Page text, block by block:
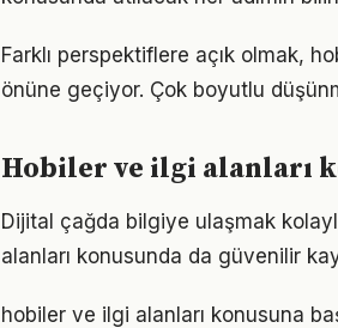
Farklı perspektiflere açık olmak,
önüne geçiyor. Çok boyutlu
Hobiler ve ilgi alanları
Dijital çağda bilgiye ulaşmak
alanları konusunda da güvenilir
hobiler ve ilgi alanları konusuna